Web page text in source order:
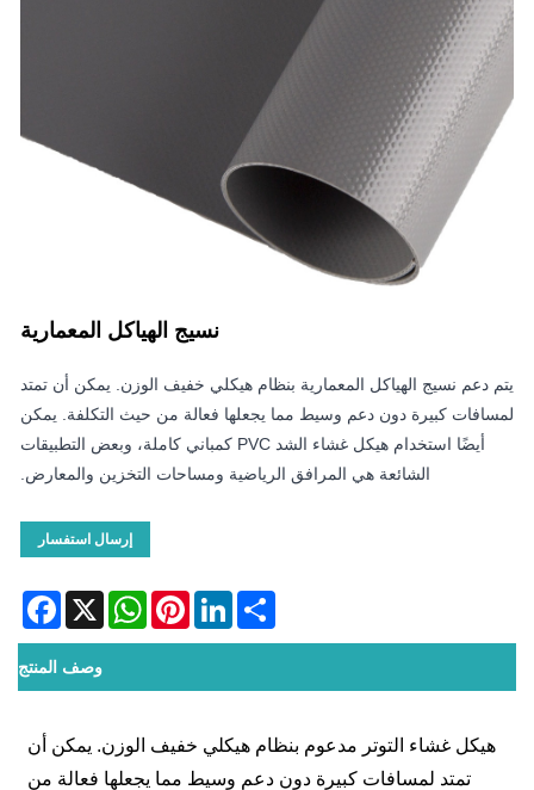
نسيج الهياكل المعمارية
يتم دعم نسيج الهياكل المعمارية بنظام هيكلي خفيف الوزن. يمكن أن تمتد
لمسافات كبيرة دون دعم وسيط مما يجعلها فعالة من حيث التكلفة. يمكن
أيضًا استخدام هيكل غشاء الشد PVC كمباني كاملة، وبعض التطبيقات
الشائعة هي المرافق الرياضية ومساحات التخزين والمعارض.
إرسال استفسار
X
WhatsAppPinterestLinkedInShare
وصف المنتج
هيكل غشاء التوتر مدعوم بنظام هيكلي خفيف الوزن. يمكن أن
تمتد لمسافات كبيرة دون دعم وسيط مما يجعلها فعالة من